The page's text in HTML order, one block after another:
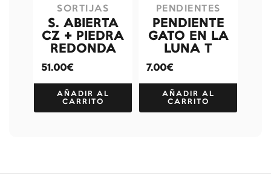
SORTIJAS
S. ABIERTA
CZ + PIEDRA
REDONDA
51.00€
AÑADIR AL
CARRITO
PENDIENTES
PENDIENTE
GATO EN LA
LUNA T
7.00€
AÑADIR AL
CARRITO